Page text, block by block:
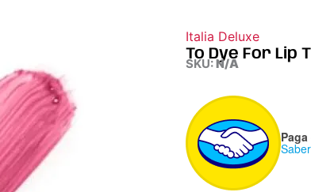
Italia Deluxe
To Dye For Lip
SKU:N/A